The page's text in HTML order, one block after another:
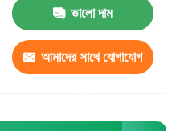
ভালো দাম
আমাদের সাথে যোগাযোগ